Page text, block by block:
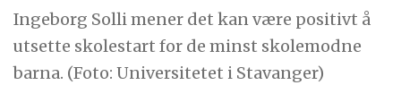
Ingeborg Solli mener det kan være positivt å
utsette skolestart for de minst skolemodne
barna. (Foto: Universitetet i Stavanger)